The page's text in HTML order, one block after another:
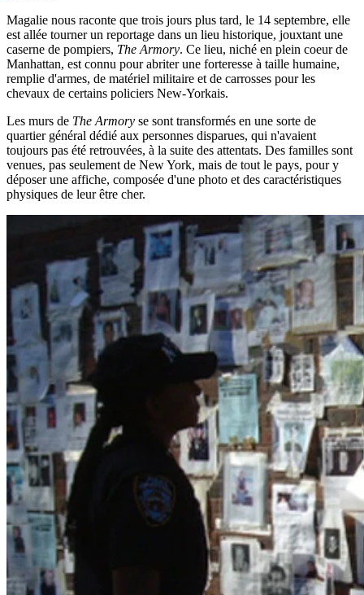
Magalie nous raconte que trois jours plus tard, le 14 septembre, elle
est allée tourner un reportage dans un lieu historique, jouxtant une
caserne de pompiers, The Armory. Ce lieu, niché en plein coeur de
Manhattan, est connu pour abriter une forteresse à taille humaine,
remplie d'armes, de matériel militaire et de carrosses pour les
chevaux de certains policiers New-Yorkais.
Les murs de The Armory se sont transformés en une sorte de
quartier général dédié aux personnes disparues, qui n'avaient
toujours pas été retrouvées, à la suite des attentats. Des familles sont
venues, pas seulement de New York, mais de tout le pays, pour y
déposer une affiche, composée d'une photo et des caractéristiques
physiques de leur être cher.